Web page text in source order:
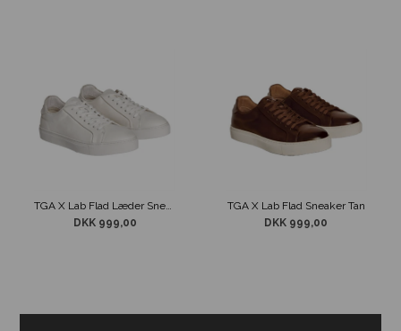
DKK 999,00
TGA X Lab Flad Sneaker Tan
DKK 999,00